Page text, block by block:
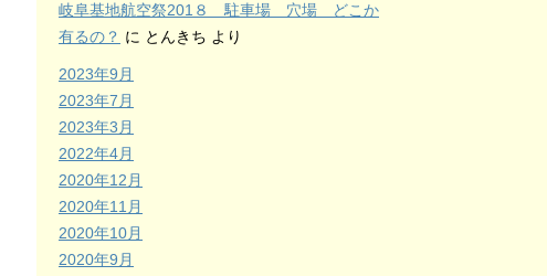
岐阜基地航空祭201８ 駐車場 穴場 どこか
有るの？ に とんきち より
2023年9月
2023年7月
2023年3月
2022年4月
2020年12月
2020年11月
2020年10月
2020年9月